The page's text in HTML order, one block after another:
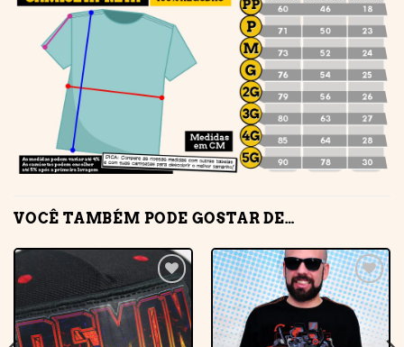
VOCÊ TAMBÉM PODE GOSTAR DE…
Adicionar
à lista de
desejos
Adicionar
à lista de
desejos